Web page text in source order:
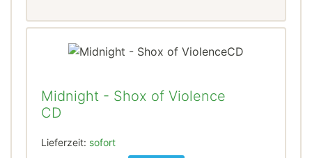
Midnight - Shox of Violence
CD
Lieferzeit: sofort